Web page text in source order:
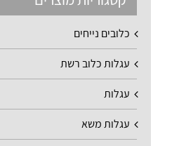
כלובים נייחים
עגלות כלוב רשת
עגלות
עגלות משא